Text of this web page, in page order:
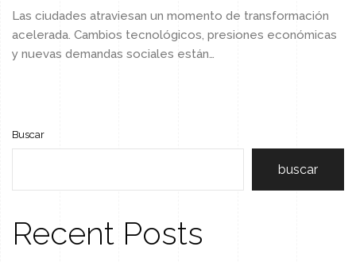
Las ciudades atraviesan un momento de transformación
acelerada. Cambios tecnológicos, presiones económicas
y nuevas demandas sociales están…
Buscar
buscar
Recent Posts